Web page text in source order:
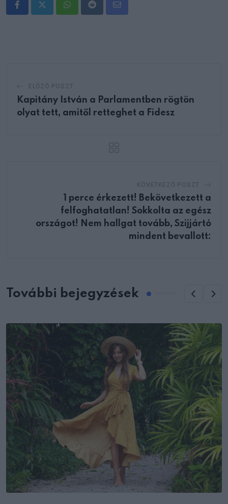
WhatsappRedditShare
Kapitány István a Parlamentben rögtön
olyat tett, amitől retteghet a Fidesz
1 perce érkezett! Bekövetkezett a
felfoghatatlan! Sokkolta az egész
országot! Nem hallgat tovább, Szijjártó
mindent bevallott:
További bejegyzések